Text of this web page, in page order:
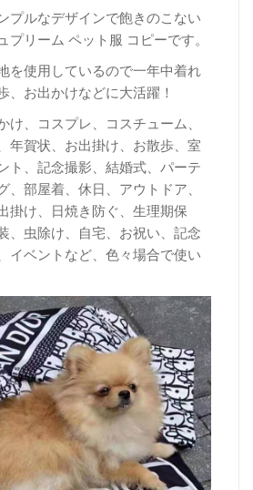
プルなデザインで飽きのこない
プリーム ペット服 コピーです。
を使用しているので一年中着れ
、お出かけなどに大活躍！
け、コスプレ、コスチューム、
年賀状、お出掛け、お散歩、室
ト、記念撮影、結婚式、パーテ
、部屋着、休日、アウトドア、
掛け、日焼き防ぐ、生理期保
、虫除け、自宅、お祝い、記念
イベントなど、色々場合で使い